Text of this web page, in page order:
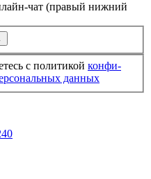
чат (правый нижний
с политикой конфи­
данных